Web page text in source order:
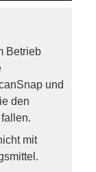
Betrieb
und
den
mit